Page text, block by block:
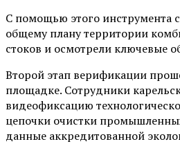
С помощью этого инструмента
общему плану территории
стоков и осмотрели ключевые
Второй этап верификации
площадке. Сотрудники
видеофиксацию
цепочки очистки
данные аккредитованной